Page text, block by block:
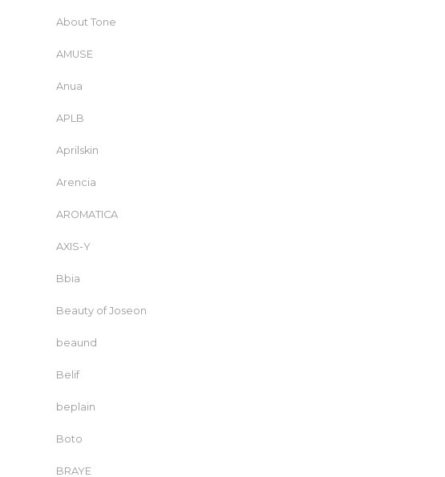
About Tone
AMUSE
Anua
APLB
Aprilskin
Arencia
AROMATICA
AXIS-Y
Bbia
Beauty of Joseon
beaund
Belif
beplain
Boto
BRAYE